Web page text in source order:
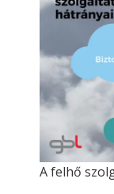
A felhő